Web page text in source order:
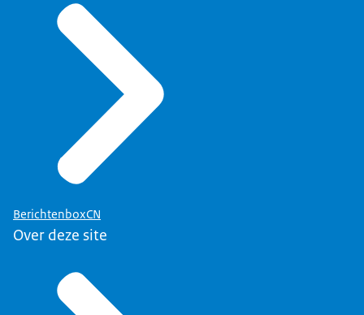
BerichtenboxCN
Over deze site